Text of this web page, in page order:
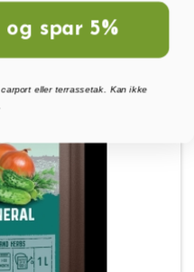
spar 5%
eller terrassetak. Kan ikke